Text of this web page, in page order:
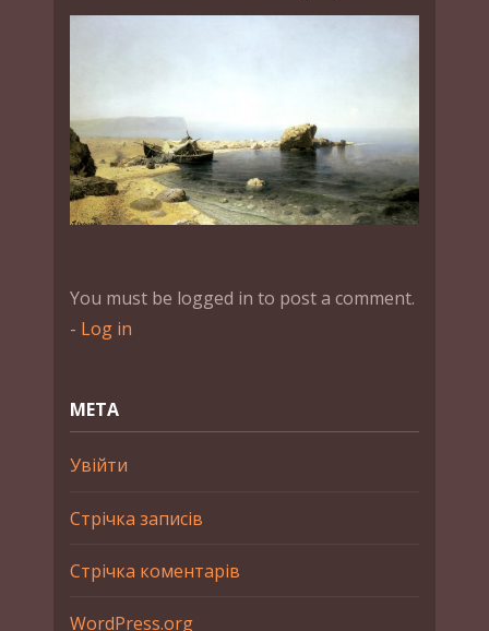
You must be logged in to post a comment.
- Log in
МЕТА
Увійти
Стрічка записів
Стрічка коментарів
WordPress.org